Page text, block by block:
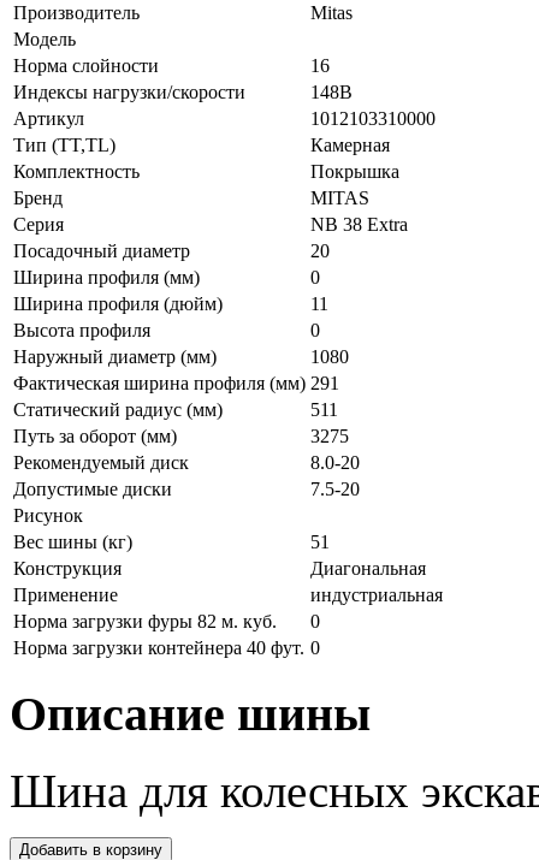
Производитель
Mitas
Модель
Норма слойности
16
Индексы нагрузки/скорости
148B
Артикул
1012103310000
Тип (TT,TL)
Камерная
Комплектность
Покрышка
Бренд
MITAS
Серия
NB 38 Extra
Посадочный диаметр
20
Ширина профиля (мм)
0
Ширина профиля (дюйм)
11
Высота профиля
0
Наружный диаметр (мм)
1080
Фактическая ширина профиля (мм) 291
Статический радиус (мм)
511
Путь за оборот (мм)
3275
Рекомендуемый диск
8.0-20
Допустимые диски
7.5-20
Рисунок
Вес шины (кг)
51
Конструкция
Диагональная
Применение
индустриальная
Норма загрузки фуры 82 м. куб.
0
Норма загрузки контейнера 40 фут. 0
Описание шины
Шина для колесных